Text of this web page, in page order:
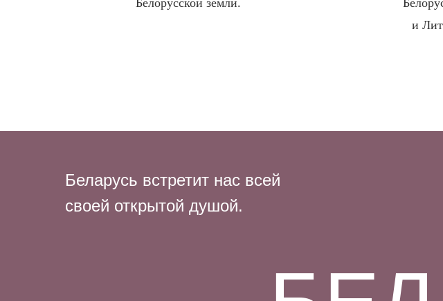
Белорусской земли.
и
Беларусь встретит нас всей
своей открытой душой.